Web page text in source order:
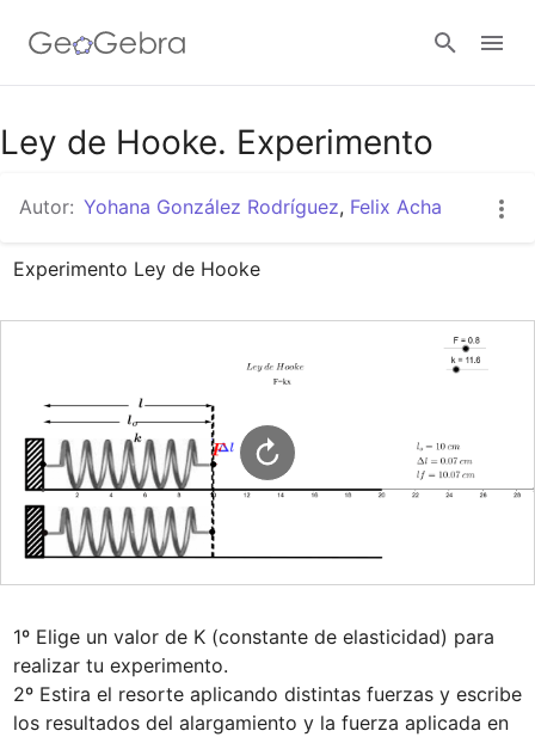
Google Classroom
GeoGebra Classroom
Ley de Hooke. Experimento
Autor: Yohana González Rodríguez, Felix Acha
Experimento Ley de Hooke
1º Elige un valor de K (constante de elasticidad) para
realizar tu experimento.
2º Estira el resorte aplicando distintas fuerzas y escribe
los resultados del alargamiento y la fuerza aplicada en